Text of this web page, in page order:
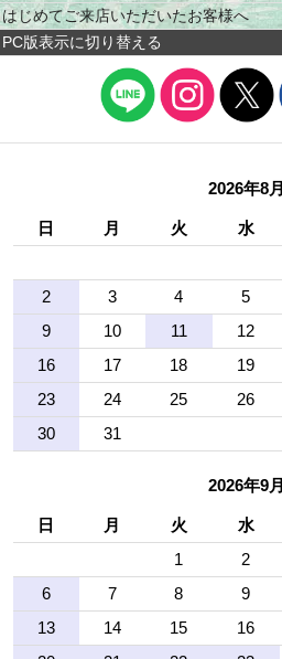
はじめてご来店いただいたお客様へ
PC版表示に切り替える
2026年8月
日 月 火 水
2
3 4 5
9
10 11 12
16
17 18 19
23
24 25 26
30
31
2026年9月
日 月 火 水
1
2
6
7 8 9
13
14 15 16